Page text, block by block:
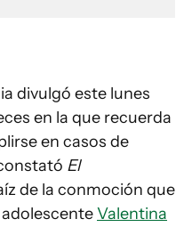
divulgó este lunes
en la que recuerda
en casos de
El
de la conmoción que
Valentina